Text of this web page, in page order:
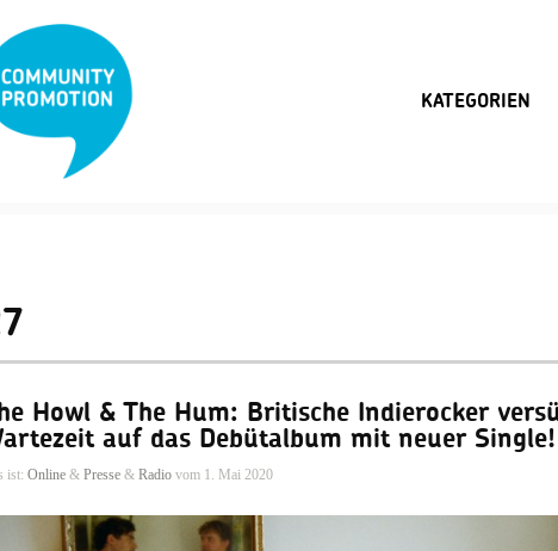
KATEGORIEN
Howl & The Hum: Britische Indierocker
auf das Debütalbum mit neuer Single!
ist: Online & Presse & Radio vom 1. Mai 2020